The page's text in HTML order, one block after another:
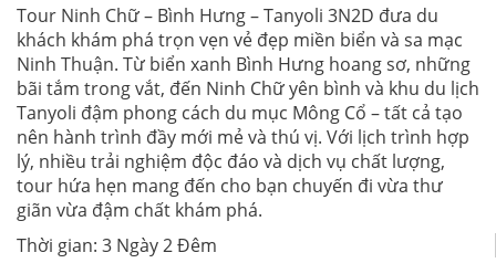
Tour Ninh Chữ – Bình Hưng – Tanyoli 3N2D đưa du
khách khám phá trọn vẹn vẻ đẹp miền biển và sa mạc
Ninh Thuận. Từ biển xanh Bình Hưng hoang sơ, những
bãi tắm trong vắt, đến Ninh Chữ yên bình và khu du lịch
Tanyoli đậm phong cách du mục Mông Cổ – tất cả tạo
nên hành trình đầy mới mẻ và thú vị. Với lịch trình hợp
lý, nhiều trải nghiệm độc đáo và dịch vụ chất lượng,
tour hứa hẹn mang đến cho bạn chuyến đi vừa thư
giãn vừa đậm chất khám phá.
Thời gian: 3 Ngày 2 Đêm